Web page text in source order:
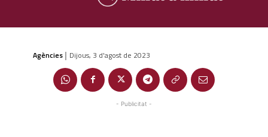
Agències | Dijous, 3 d'agost de 2023
- Publicitat -